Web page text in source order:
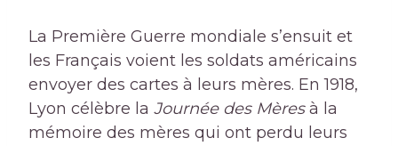
La Première Guerre mondiale s’ensuit et
les Français voient les soldats américains
envoyer des cartes à leurs mères. En 1918,
Lyon célèbre la Journée des Mèresà la
mémoire des mères qui ont perdu leurs